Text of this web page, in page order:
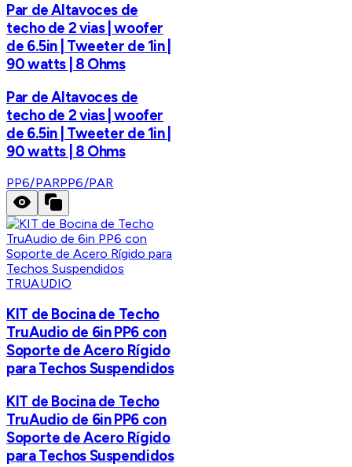
Par de Altavoces de
techo de 2 vias | woofer
de 6.5in | Tweeter de 1in |
90 watts | 8 Ohms
Par de Altavoces de
techo de 2 vias | woofer
de 6.5in | Tweeter de 1in |
90 watts | 8 Ohms
PP6/PARPP6/PAR
TRUAUDIO
KIT de Bocina de Techo
TruAudio de 6in PP6 con
Soporte de Acero Rígido
para Techos Suspendidos
KIT de Bocina de Techo
TruAudio de 6in PP6 con
Soporte de Acero Rígido
para Techos Suspendidos